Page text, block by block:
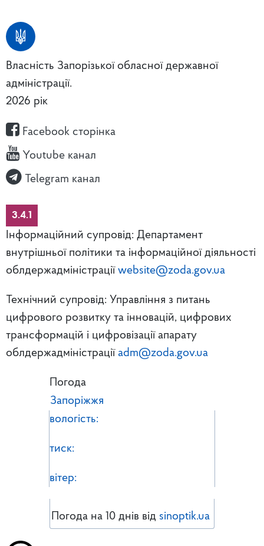
Власність Запорізької обласної державної
адміністрації.
2026 рік
Facebook сторінка
Youtube канал
Telegram канал
3.4.1
Інформаційний супровід: Департамент
внутрішньої політики та інформаційної діяльності
облдержадміністрації website@zoda.gov.ua
Технічний супровід: Управління з питань
цифрового розвитку та інновацій, цифрових
трансформацій і цифровізації апарату
облдержадміністрації adm@zoda.gov.ua
Погода
Запоріжжя
вологість:
тиск:
вітер:
Погода на 10 днів від sinoptik.ua